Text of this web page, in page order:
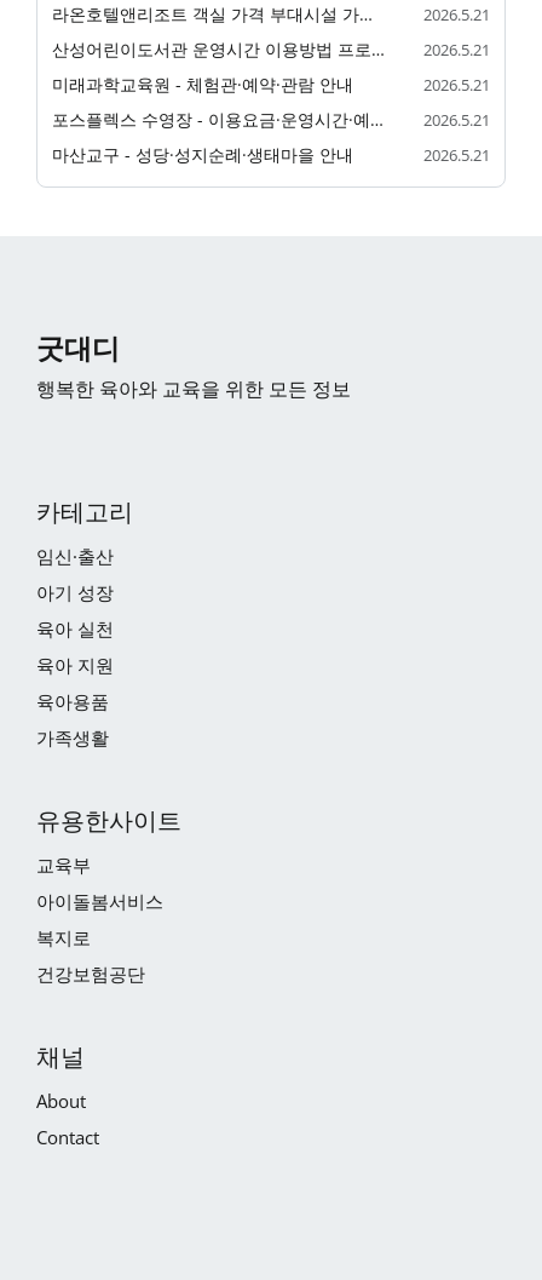
라온호텔앤리조트 객실 가격 부대시설 가족 숙소 정리 2026.5.21
산성어린이도서관 운영시간 이용방법 프로그램 정리 2026.5.21
미래과학교육원 - 체험관·예약·관람 안내 2026.5.21
포스플렉스 수영장 - 이용요금·운영시간·예약 안내 2026.5.21
마산교구 - 성당·성지순례·생태마을 안내 2026.5.21
굿대디
행복한 육아와 교육을 위한 모든 정보
카테고리
임신·출산
아기 성장
육아 실천
육아 지원
육아용품
가족생활
유용한사이트
교육부
아이돌봄서비스
복지로
건강보험공단
채널
About
Contact